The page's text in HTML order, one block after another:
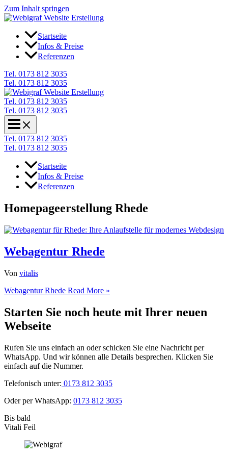
Zum Inhalt springen
Startseite
Infos & Preise
Referenzen
Tel. 0173 812 3035
Tel. 0173 812 3035
Tel. 0173 812 3035
Tel. 0173 812 3035
Tel. 0173 812 3035
Tel. 0173 812 3035
Startseite
Infos & Preise
Referenzen
Homepageerstellung Rhede
Webagentur Rhede
Von vitalis
Webagentur Rhede Read More »
Starten Sie noch heute mit Ihrer neuen
Webseite
Rufen Sie uns einfach an oder schicken Sie eine Nachricht per
WhatsApp. Und wir können alle Details besprechen. Klicken Sie
einfach auf die Nummer.
Telefonisch unter: 0173 812 3035
Oder per WhatsApp: 0173 812 3035
Bis bald
Vitali Feil